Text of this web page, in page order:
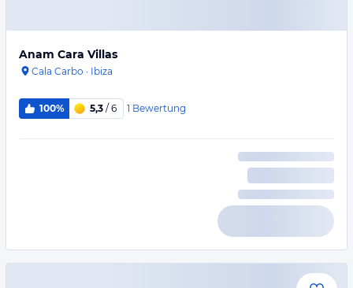
Anam Cara Villas
Cala Carbo · Ibiza
100% 5,3 / 6 1 Bewertung